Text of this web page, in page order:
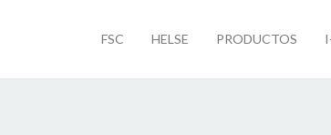
FSC HELSE PRODUCTOS